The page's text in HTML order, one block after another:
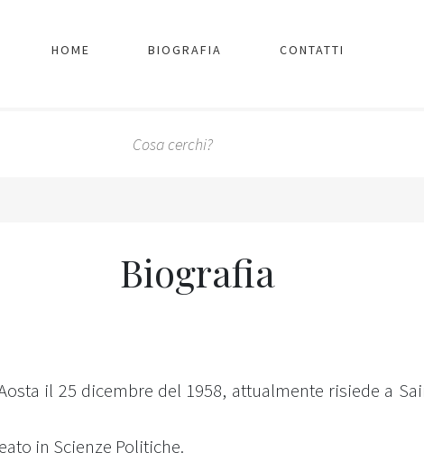
HOME BIOGRAFIA CONTATTI
Biografia
il 25 dicembre del 1958, attualmente risiede a
in Scienze Politiche.